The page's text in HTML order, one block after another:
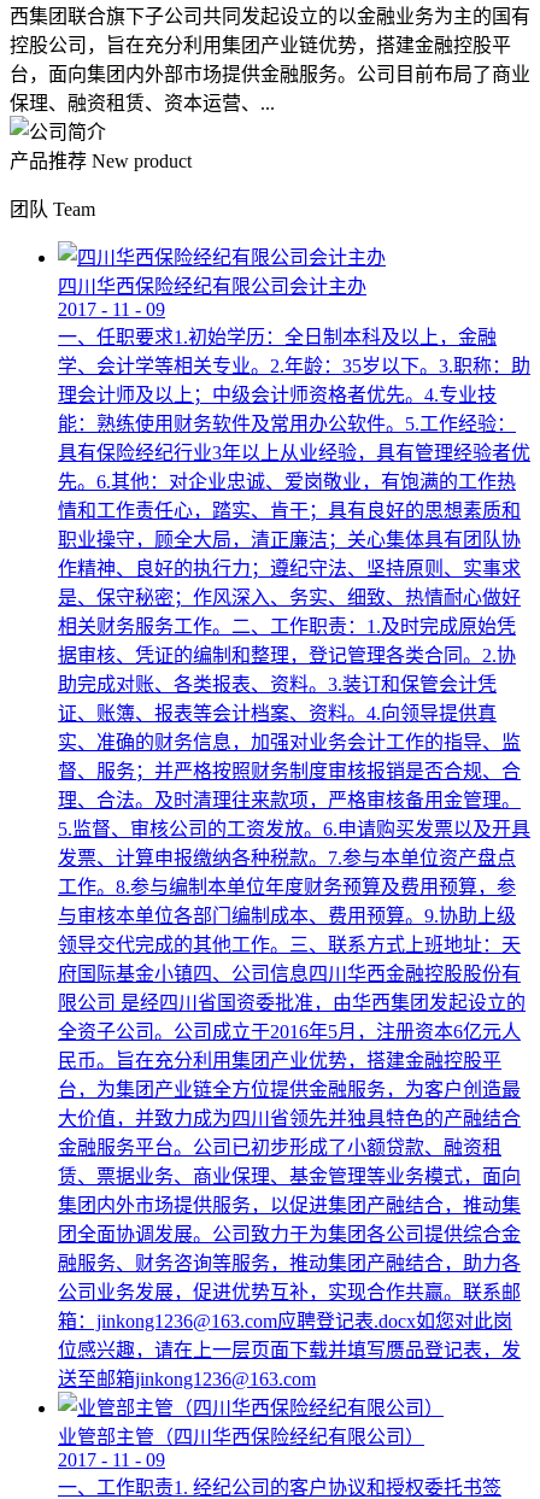
西集团联合旗下子公司共同发起设立的以金融业务为主的国有
控股公司，旨在充分利用集团产业链优势，搭建金融控股平
台，面向集团内外部市场提供金融服务。公司目前布局了商业
保理、融资租赁、资本运营、...
产品推荐 New product
团队 Team
四川华西保险经纪有限公司会计主办
2017 - 11 - 09
一、任职要求1.初始学历：全日制本科及以上，金融
学、会计学等相关专业。2.年龄：35岁以下。3.职称：助
理会计师及以上；中级会计师资格者优先。4.专业技
能：熟练使用财务软件及常用办公软件。5.工作经验：
具有保险经纪行业3年以上从业经验，具有管理经验者优
先。6.其他：对企业忠诚、爱岗敬业，有饱满的工作热
情和工作责任心，踏实、肯干；具有良好的思想素质和
职业操守，顾全大局，清正廉洁；关心集体具有团队协
作精神、良好的执行力；遵纪守法、坚持原则、实事求
是、保守秘密；作风深入、务实、细致、热情耐心做好
相关财务服务工作。二、工作职责：1.及时完成原始凭
据审核、凭证的编制和整理，登记管理各类合同。2.协
助完成对账、各类报表、资料。3.装订和保管会计凭
证、账簿、报表等会计档案、资料。4.向领导提供真
实、准确的财务信息，加强对业务会计工作的指导、监
督、服务；并严格按照财务制度审核报销是否合规、合
理、合法。及时清理往来款项，严格审核备用金管理。
5.监督、审核公司的工资发放。6.申请购买发票以及开具
发票、计算申报缴纳各种税款。7.参与本单位资产盘点
工作。8.参与编制本单位年度财务预算及费用预算，参
与审核本单位各部门编制成本、费用预算。9.协助上级
领导交代完成的其他工作。三、联系方式上班地址：天
府国际基金小镇四、公司信息四川华西金融控股股份有
限公司 是经四川省国资委批准，由华西集团发起设立的
全资子公司。公司成立于2016年5月，注册资本6亿元人
民币。旨在充分利用集团产业优势，搭建金融控股平
台，为集团产业链全方位提供金融服务，为客户创造最
大价值，并致力成为四川省领先并独具特色的产融结合
金融服务平台。公司已初步形成了小额贷款、融资租
赁、票据业务、商业保理、基金管理等业务模式，面向
集团内外市场提供服务，以促进集团产融结合，推动集
团全面协调发展。公司致力于为集团各公司提供综合金
融服务、财务咨询等服务，推动集团产融结合，助力各
公司业务发展，促进优势互补，实现合作共赢。联系邮
箱：jinkong1236@163.com应聘登记表.docx如您对此岗
位感兴趣，请在上一层页面下载并填写赝品登记表，发
送至邮箱jinkong1236@163.com
业管部主管（四川华西保险经纪有限公司）
2017 - 11 - 09
一、工作职责1. 经纪公司的客户协议和授权委托书签